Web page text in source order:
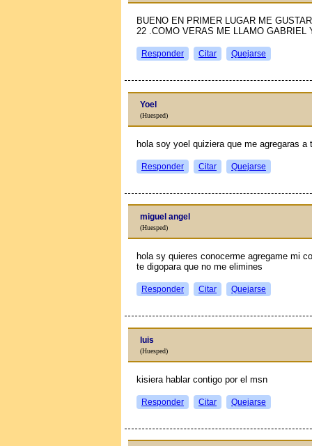
BUENO EN PRIMER LUGAR ME
22 .COMO VERAS ME LLAMO GABRIEL
Responder Citar Quejarse
Yoel
(Huesped)
hola soy yoel quiziera que me agregaras
Responder Citar Quejarse
miguel angel
(Huesped)
hola sy quieres conocerme agregame mi
te digopara que no me elimines
Responder Citar Quejarse
luis
(Huesped)
kisiera hablar contigo por el msn
Responder Citar Quejarse